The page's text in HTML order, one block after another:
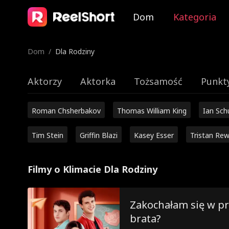
Dom Kategoria
Dom / Dla Rodziny
Aktorzy Aktorka Tożsamość
Roman Chsherbakov Thomas William King Ian
Tim Stein Griffin Blazi Kasey Esser Tristan
Filmy o Klimacie Dla Rodziny
Zakochałam się w
brata?